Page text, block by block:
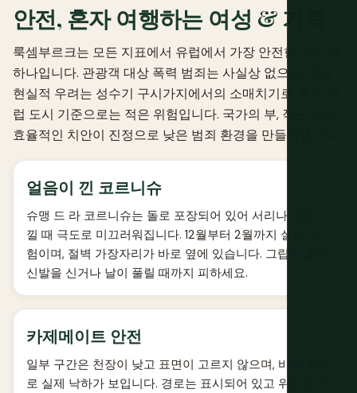
안전, 혼자 여행하는 여성 & 가족
룩셈부르크는 모든 지표에서 유럽에서 가장 안전한 국가 중
하나입니다. 관광객 대상 폭력 범죄는 사실상 없으며, 주요
현실적 우려는 성수기 구시가지에서의 소매치기로, 주요 유
럽 도시 기준으로는 적은 위험입니다. 국가의 부, 작은 규모,
효율적인 치안이 진정으로 낮은 범죄 환경을 만들어냅니다.
얼음이 낀 코르니슈
슈맹 드 라 코르니슈는 돌로 포장되어 있어 서리나 얼음이
낄 때 극도로 미끄러워집니다. 12월부터 2월까지 실제 위
험이며, 절벽 가장자리가 바로 옆에 있습니다. 그립감 좋은
신발을 신거나 날이 풀릴 때까지 피하세요.
카제메이트 안전
일부 구간은 천장이 낮고 표면이 고르지 않으며, 바위 틈으
로 실제 낙하가 보입니다. 경로는 표시되어 있고 위험한 가